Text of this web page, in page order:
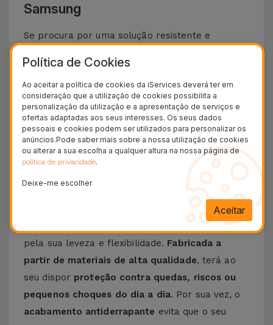
Samsung
Se procura por uma solução resistente e
Samsung , apresentamos a
Com um design minimalista e extremamente
funcional, esta capa oferecea melhor proteção
ao seu telemóvel a que se junta um toque suave
sem descurar o design icónico e funcionalidades
do seu telemóvel da Samsung.
Descubra as vantagens de uma Capa de
destaca-se
pela sua leveza e flexibilidade. Fabricada a
partir de materiais de alta qualidade, terá ao
seu dispor proteção contra quedas, riscos ou
pequenos choques do dia a dia. Por sua vez, o
acabamento antiderrapante evita que o seu
Política de Cookies
Ao aceitar a política de cookies da iServices deverá ter em
consideração que a utilização de cookies possibilita a
personalização da utilização e a apresentação de serviços e
ofertas adaptadas aos seus interesses. Os seus dados
pessoais e cookies podem ser utilizados para personalizar os
anúncios.Pode saber mais sobre a nossa utilização de cookies
ou alterar a sua escolha a qualquer altura na nossa página de
política de privacidade.
Deixe-me escolher
Aceitar